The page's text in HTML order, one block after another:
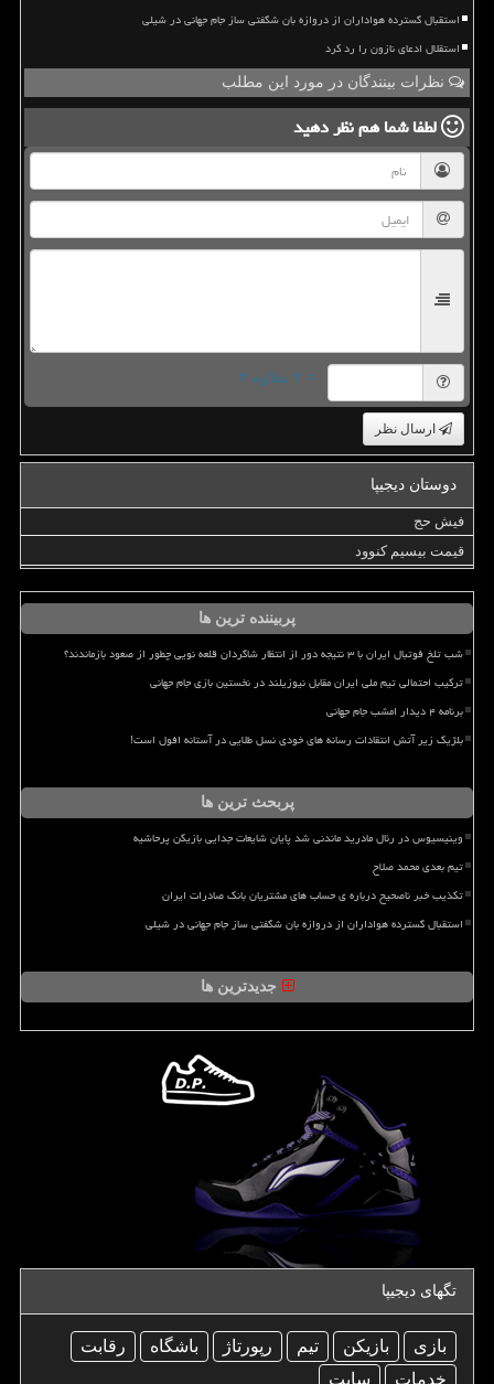
استقبال گسترده هواداران از دروازه بان شگفتی ساز جام جهانی در شیلی
استقلال ادعای نازون را رد کرد
نظرات بینندگان در مورد این مطلب
لطفا شما همنظر دهید
= ۲ بعلاوه ۴
ارسال نظر
دوستان دیجیپا
فیش حج
قیمت بیسیم کنوود
پربیننده ترین ها
شب تلخ فوتبال ایران با ۳ نتیجه دور از انتظار شاگردان قلعه نویی چطور از صعود بازماندند؟
ترکیب احتمالی تیم ملی ایران مقابل نیوزیلند در نخستین بازی جام جهانی
برنامه ۴ دیدار امشب جام جهانی
بلژیک زیر آتش انتقادات رسانه های خودی نسل طلایی در آستانه افول است!
پربحث ترین ها
وینیسیوس در رئال مادرید ماندنی شد پایان شایعات جدایی بازیکن پرحاشیه
تیم بعدی محمد صلاح
تکذیب خبر ناصحیح درباره ی حساب های مشتریان بانک صادرات ایران
استقبال گسترده هواداران از دروازه بان شگفتی ساز جام جهانی در شیلی
جدیدترین ها
تگهای دیجیپا
بازی بازیكن تیم رپورتاژ باشگاه
رقابت
خدمات
سایت